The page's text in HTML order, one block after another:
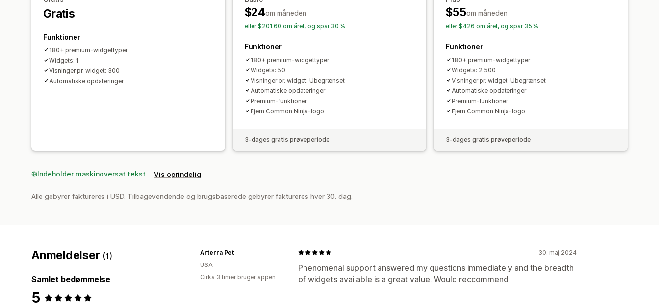
Gratis
Funktioner
180+ premium-widgettyper
Widgets: 1
Visninger pr. widget: 300
Automatiske opdateringer
$24om måneden
eller $201.60 om året, og spar 30 %
Funktioner
180+ premium-widgettyper
Widgets: 50
Visninger pr. widget: Ubegrænset
Automatiske opdateringer
Premium-funktioner
Fjern Common Ninja-logo
3-dages gratis prøveperiode
$55om måneden
eller $426 om året, og spar 35 %
Funktioner
180+ premium-widgettyper
Widgets: 2.500
Visninger pr. widget: Ubegrænset
Automatiske opdateringer
Premium-funktioner
Fjern Common Ninja-logo
3-dages gratis prøveperiode
Indeholder maskinoversat tekst Vis oprindelig
Alle gebyrer faktureres i USD. Tilbagevendende og brugsbaserede gebyrer faktureres hver 30. dag.
Anmeldelser (1)
Samlet bedømmelse
5
30. maj 2024
Phenomenal support answered my questions immediately and the breadth
of widgets available is a great value! Would reccommend
Arterra Pet
USA
Cirka 3 timer bruger appen